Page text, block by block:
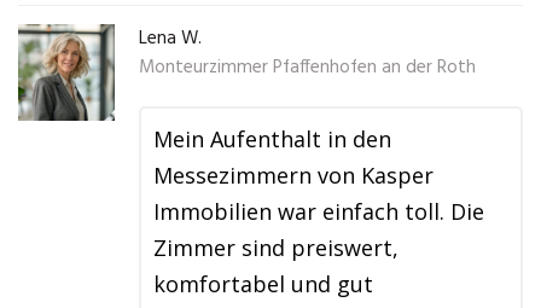
Lena W.
Monteurzimmer Pfaffenhofen an der Roth
Mein Aufenthalt in den
Messezimmern von Kasper
Immobilien war einfach toll. Die
Zimmer sind preiswert,
komfortabel und gut